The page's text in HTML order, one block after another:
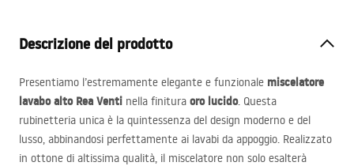
Descrizione del prodotto
Presentiamo l’estremamente elegante e funzionale miscelatore
lavabo alto Rea Venti nella finitura oro lucido. Questa
rubinetteria unica è la quintessenza del design moderno e del
lusso, abbinandosi perfettamente ai lavabi da appoggio. Realizzato
in ottone di altissima qualità, il miscelatore non solo esalterà